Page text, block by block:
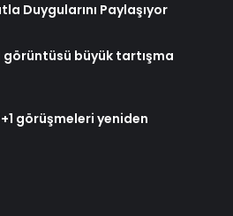
Duygularını Paylaşıyor
görüntüsü büyük tartışma
görüşmeleri yeniden